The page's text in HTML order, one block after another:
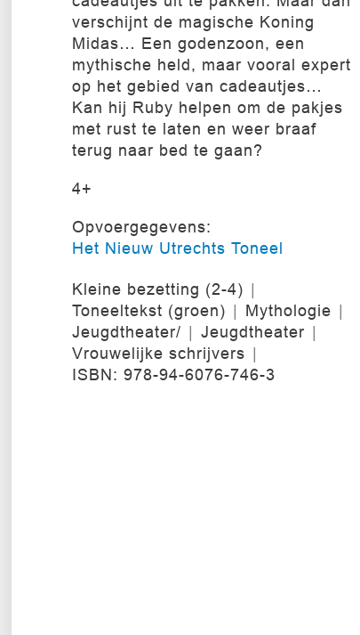
verschijnt de magische Koning
Midas… Een godenzoon, een
mythische held, maar vooral expert
op het gebied van cadeautjes…
Kan hij Ruby helpen om de pakjes
met rust te laten en weer braaf
terug naar bed te gaan?
4+
Opvoergegevens:
Het Nieuw Utrechts Toneel
Kleine bezetting (2-4)
Toneeltekst (groen)
Mythologie
Jeugdtheater/
Jeugdtheater
Vrouwelijke schrijvers
ISBN: 978-94-6076-746-3